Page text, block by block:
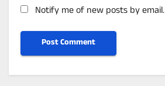
Notify me of new posts by email.